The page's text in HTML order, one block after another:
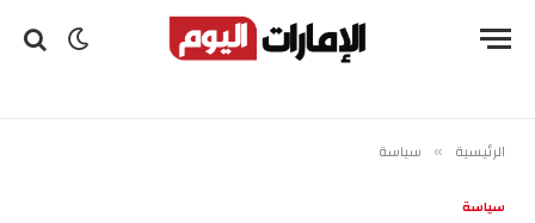
الرئيسية » سياسة
سياسة